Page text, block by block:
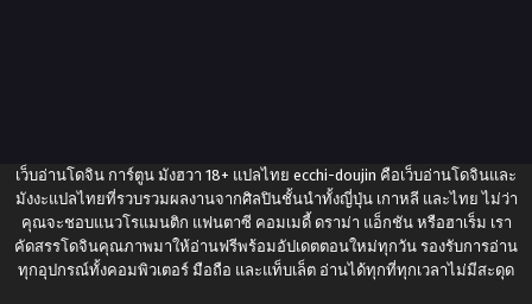
เว็บอ่านโดจิน การ์ตูน มังฮวา 18+ แปลไทย ecchi-doujin คือเว็บอ่านโดจินและ
มังงะแปลไทยที่รวบรวมผลงานจากศิลปินชั้นนำทั้งญี่ปุ่น เกาหลี และไทย ไม่ว่า
คุณจะชอบแนวโรแมนติก แฟนตาซี คอมเมดี้ ดราม่า แอ็กชัน หรือฮาเร็ม เรา
คัดสรรโดจินคุณภาพมาให้อ่านฟรีพร้อมอัปเดตตอนใหม่ทุกวัน รองรับการอ่าน
ทุกอุปกรณ์ทั้งคอมพิวเตอร์ มือถือ และแท็บเล็ต อ่านได้ทุกที่ทุกเวลาไม่มีสะดุด